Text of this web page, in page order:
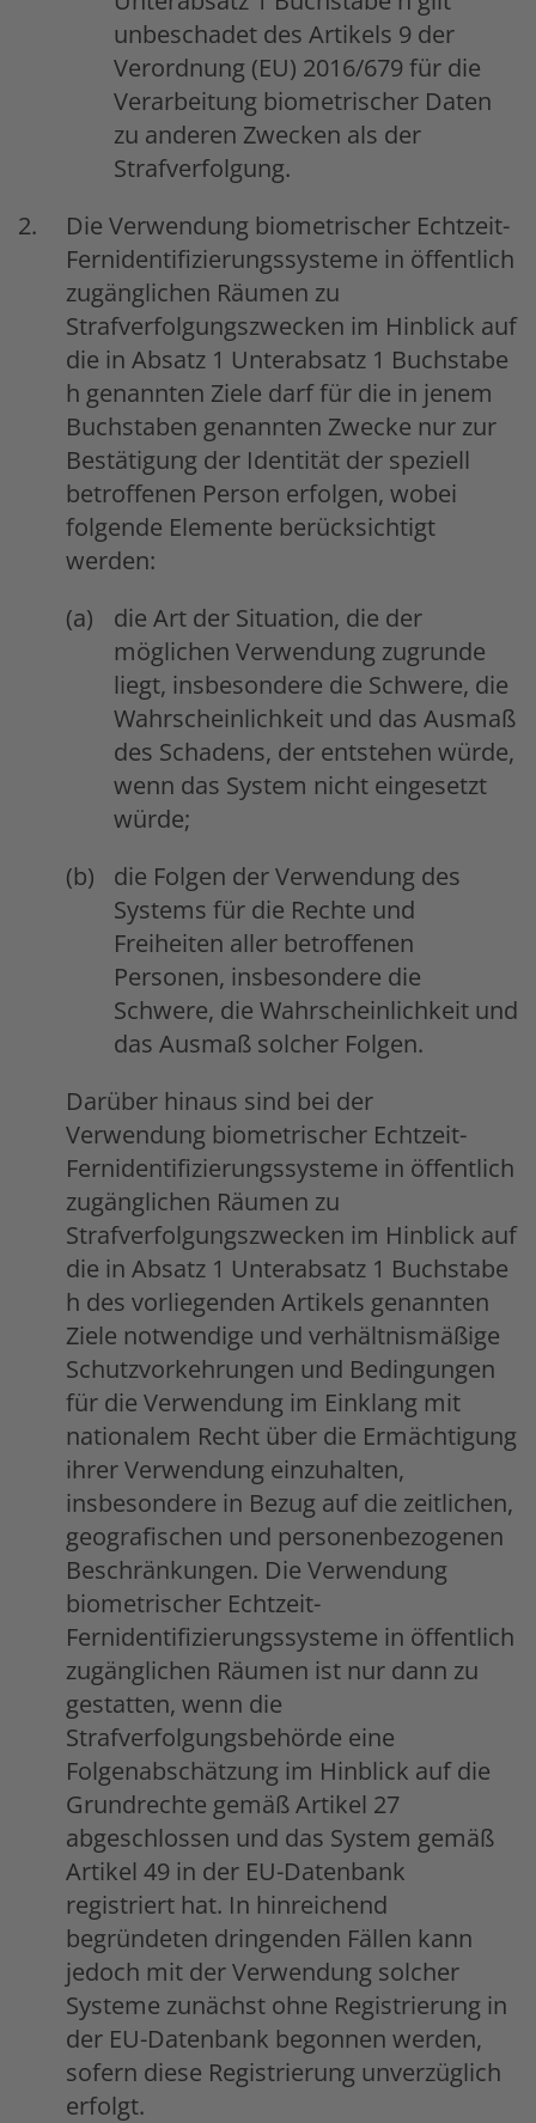
unbeschadet des Artikels 9 der
Verordnung (EU) 2016/679 für die
Verarbeitung biometrischer Daten
zu anderen Zwecken als der
Strafverfolgung.
Die Verwendung biometrischer Echtzeit-
Fernidentifizierungssysteme in öffentlich
zugänglichen Räumen zu
Strafverfolgungszwecken im Hinblick auf
die in Absatz 1 Unterabsatz 1 Buchstabe
h genannten Ziele darf für die in jenem
Buchstaben genannten Zwecke nur zur
Bestätigung der Identität der speziell
betroffenen Person erfolgen, wobei
folgende Elemente berücksichtigt
werden:
die Art der Situation, die der
möglichen Verwendung zugrunde
liegt, insbesondere die Schwere, die
Wahrscheinlichkeit und das Ausmaß
des Schadens, der entstehen würde,
wenn das System nicht eingesetzt
würde;
die Folgen der Verwendung des
Systems für die Rechte und
Freiheiten aller betroffenen
Personen, insbesondere die
Schwere, die Wahrscheinlichkeit und
das Ausmaß solcher Folgen.
Darüber hinaus sind bei der
Verwendung biometrischer Echtzeit-
Fernidentifizierungssysteme in öffentlich
zugänglichen Räumen zu
Strafverfolgungszwecken im Hinblick auf
die in Absatz 1 Unterabsatz 1 Buchstabe
h des vorliegenden Artikels genannten
Ziele notwendige und verhältnismäßige
Schutzvorkehrungen und Bedingungen
für die Verwendung im Einklang mit
nationalem Recht über die Ermächtigung
ihrer Verwendung einzuhalten,
insbesondere in Bezug auf die zeitlichen,
geografischen und personenbezogenen
Beschränkungen. Die Verwendung
biometrischer Echtzeit-
Fernidentifizierungssysteme in öffentlich
zugänglichen Räumen ist nur dann zu
gestatten, wenn die
Strafverfolgungsbehörde eine
Folgenabschätzung im Hinblick auf die
Grundrechte gemäß Artikel 27
abgeschlossen und das System gemäß
Artikel 49 in der EU-Datenbank
registriert hat. In hinreichend
begründeten dringenden Fällen kann
jedoch mit der Verwendung solcher
Systeme zunächst ohne Registrierung in
der EU-Datenbank begonnen werden,
sofern diese Registrierung unverzüglich
erfolgt.